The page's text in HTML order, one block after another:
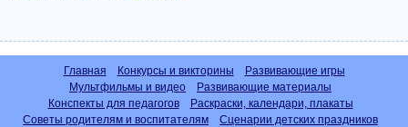
Главная Конкурсы и викторины
Развивающие игры
Мультфильмы и видео
Развивающие материалы
Конспекты для педагогов
Раскраски, календари, плакаты
Советы родителям и воспитателям
Сценарии детских праздников